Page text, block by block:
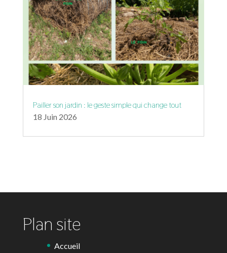
Pailler son jardin : le geste simple qui change tout
18 Juin 2026
Plan site
Accueil